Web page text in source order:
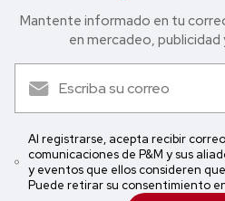
Mantente informado en tu
en mercadeo,
Al registrarse, acepta recibir
comunicaciones de P&M y sus
y eventos que ellos consideren
Puede retirar su consentimiento